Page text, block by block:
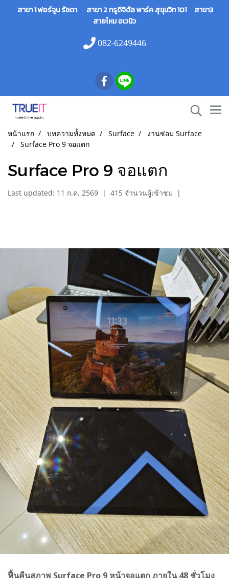
สาขา 1 ฟอร์จูน รัชดา สาขา 2 ทรูดิจิตัล พาร์ค สุขุมวิท 101 สาขา3
สายไหม อเวนิว
082-6249446
หน้าแรก บทความทั้งหมด Surface
งานซ่อม Surface
Surface Pro 9 จอแตก
Surface Pro 9 จอแตก
Last updated: 11 ก.ค. 2569 | 415 จำนวนผู้เข้าชม |
ฟื้นคืนสภาพ Surface Pro 9 หน้าจอแตก ภายใน 48 ชั่วโมง